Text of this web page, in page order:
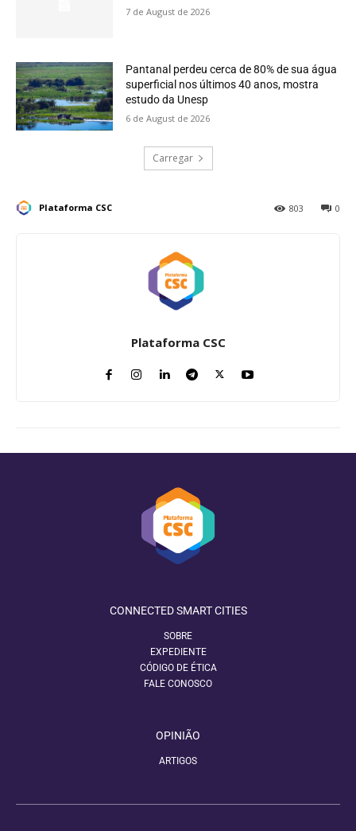
7 de August de 2026
Pantanal perdeu cerca de 80% de sua água
superficial nos últimos 40 anos, mostra
estudo da Unesp
6 de August de 2026
Carregar
Plataforma CSC 0
803
Plataforma CSC
CONNECTED SMART CITIES
SOBRE
EXPEDIENTE
CÓDIGO DE ÉTICA
FALE CONOSCO
OPINIÃO
ARTIGOS